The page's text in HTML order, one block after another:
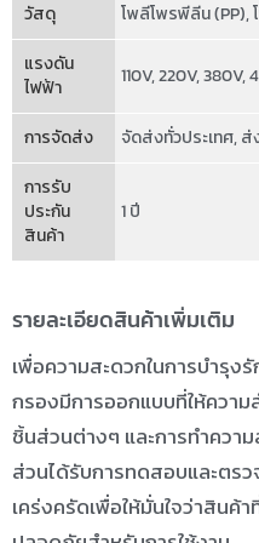
วัสดุ โพลีโพรพีลีน (PP),
แรงดัน
ไฟฟ้า
110V,220V,380V,
การจัดส่ง จัดส่งทั่วประเทศ,ส่
การรับ
ประกัน
สินค้า
1 ปี
รายละเอียดสินค้าเพิ่มเติม
เพื่อความสะดวกในการบำรุง
กรองมีการออกแบบที่ให้ควา
ชิ้นส่วนต่างๆ และการทำควา
ส่วนได้รับการทดสอบและตร
เคร่งครัดเพื่อให้มั่นใจว่าสิน